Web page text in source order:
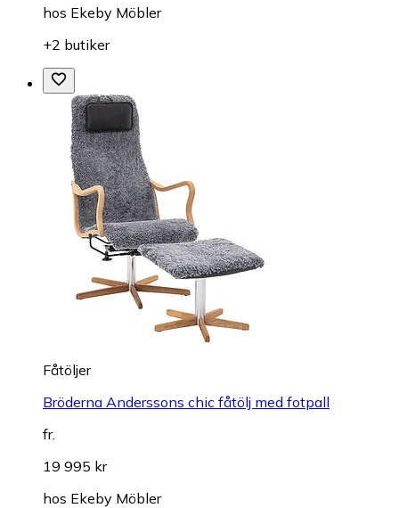
hos Ekeby Möbler
+2 butiker
Fåtöljer
Bröderna Anderssons chic fåtölj med fotpall
fr.
19 995 kr
hos Ekeby Möbler